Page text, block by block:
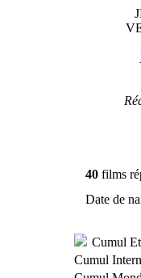
40films
Date de
Cumul
Cumul